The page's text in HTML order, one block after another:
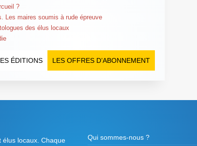
?
Les maires soumis à rude épreuve
des élus locaux
LES OFFRES D’ABONNEMENT
ÉDITIONS
locaux. Chaque Qui sommes-nous ?